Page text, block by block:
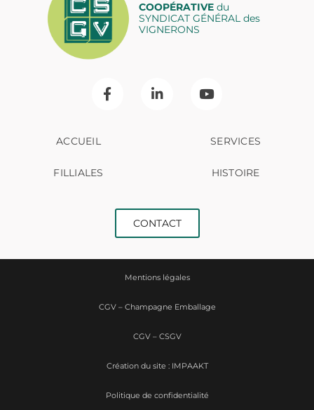
COOPÉRATIVEdu
SYNDICAT GÉNÉRAL des
VIGNERONS
ACCUEIL SERVICES
FILLIALES HISTOIRE
CONTACT
Mentions légales
CGV – Champagne Emballage
CGV – CSGV
Politique de confidentialité
Création du site : IMPAAKT